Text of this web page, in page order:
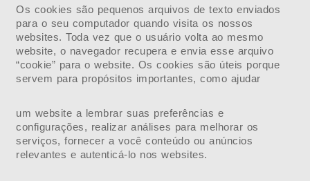
Os cookies são pequenos arquivos de texto enviados
para o seu computador quando visita os nossos
websites. Toda vez que o usuário volta ao mesmo
website, o navegador recupera e envia esse arquivo
“cookie” para o website. Os cookies são úteis porque
servem para propósitos importantes, como ajudar
um website a lembrar suas preferências e
configurações, realizar análises para melhorar os
serviços, fornecer a você conteúdo ou anúncios
relevantes e autenticá-lo nos websites.